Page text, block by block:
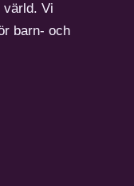
värld. Vi
barn- och